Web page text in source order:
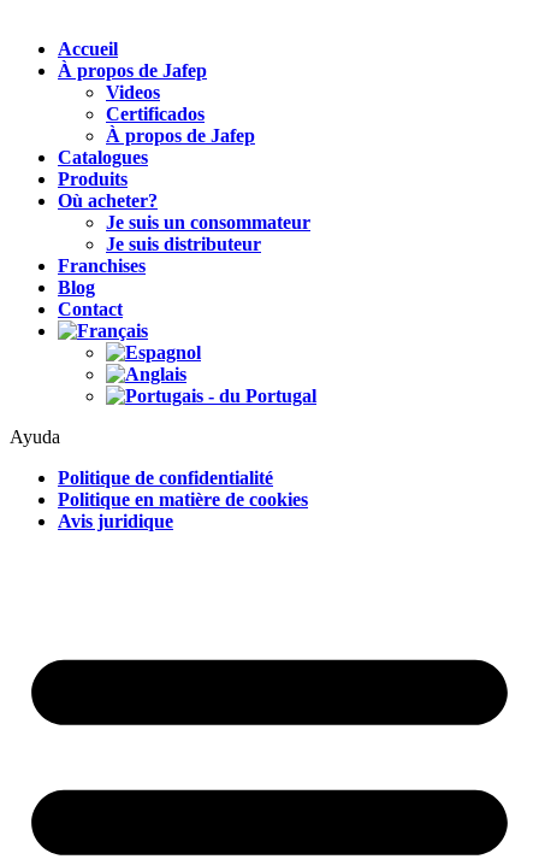
Accueil
À propos de Jafep
Videos
Certificados
À propos de Jafep
Catalogues
Produits
Où acheter?
Je suis un consommateur
Je suis distributeur
Franchises
Blog
Contact
Ayuda
Politique de confidentialité
Politique en matière de cookies
Avis juridique